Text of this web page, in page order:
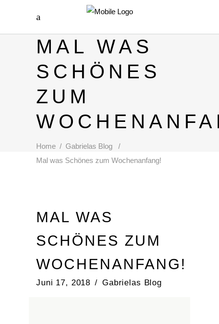
MAL WAS
SCHÖNES
ZUM
Home / Gabrielas Blog
/
Mal was Schönes zum Wochenanfang!
MAL WAS
SCHÖNES ZUM
WOCHENANFANG!
Juni 17, 2018 Gabrielas Blog